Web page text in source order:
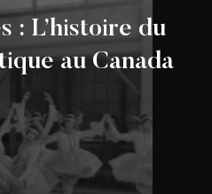
: L’histoire du
au Canada